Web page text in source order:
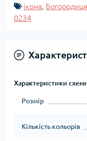
ікона, Богородиця
0234
Характеристики
Розмір
Кількість кольорів